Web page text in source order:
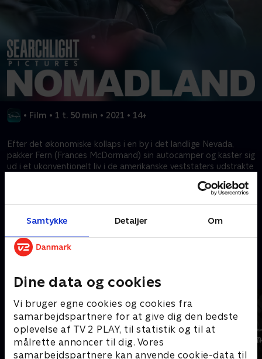
Samtykke Detaljer Om
Dine data og cookies
Vi bruger egne cookies og cookies fra
samarbejdspartnere for at give dig den bedste
oplevelse af TV 2 PLAY, til statistik og til at
målrette annoncer til dig. Vores
samarbejdspartnere kan anvende cookie-data til
• Film • 1 t. 50 min • 2021 • 14+
Efter det økonomiske kollaps i en by i det landlige Nevada,
pakker Fern (Frances McDormand) sin autocamper og kaster sig
ud i et ukonventionelt liv i de amerikanske veststaters udstrakte
nomader i denne stærke og rørende historie om håb og
Kræver tilkøb
Mere indhold fra Disney+